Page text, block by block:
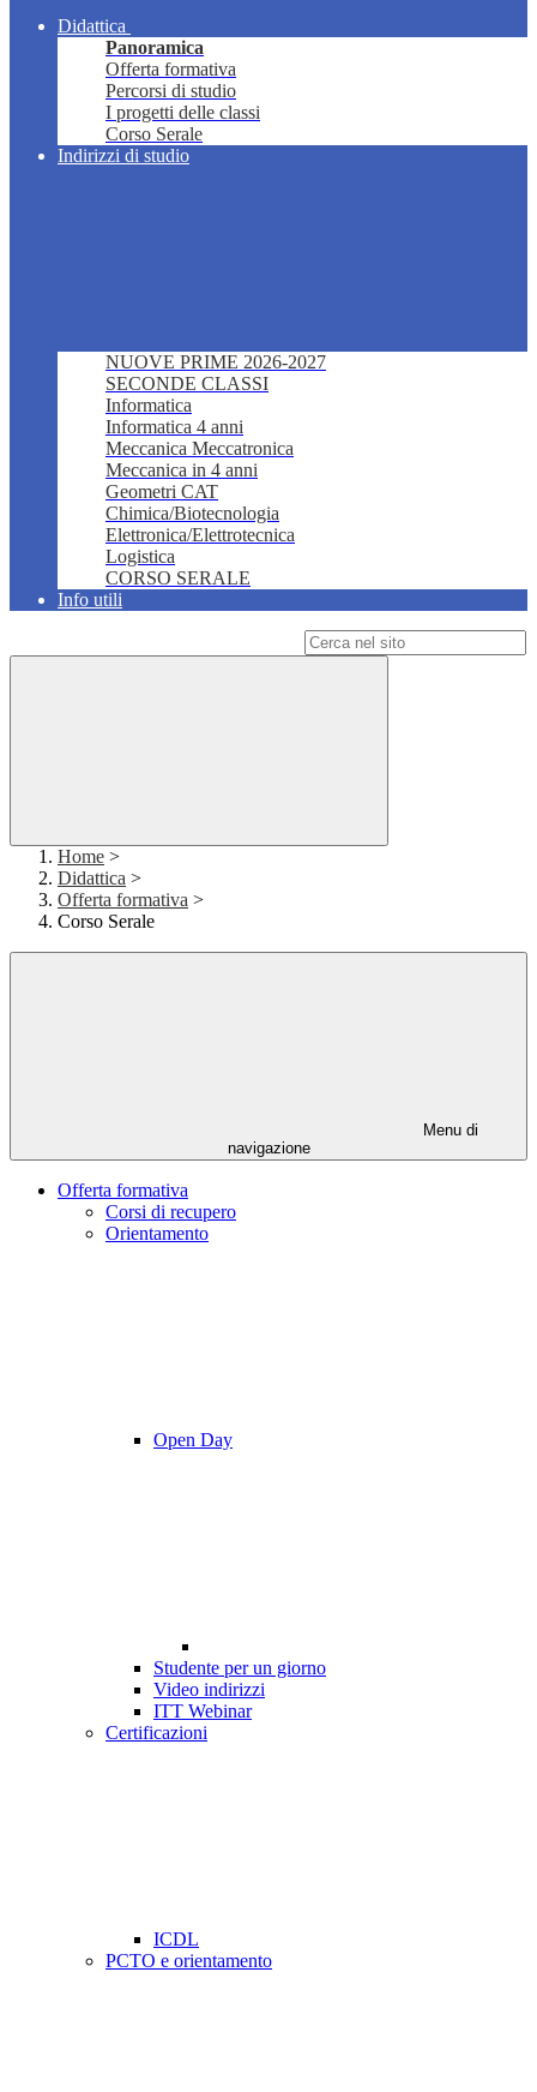
Didattica
Panoramica
Offerta formativa
Percorsi di studio
I progetti delle classi
Corso Serale
Indirizzi di studio
NUOVE PRIME 2026-2027
SECONDE CLASSI
Informatica
Informatica 4 anni
Meccanica Meccatronica
Meccanica in 4 anni
Geometri CAT
Chimica/Biotecnologia
Elettronica/Elettrotecnica
Logistica
CORSO SERALE
Info utili
Home >
Didattica >
Offerta formativa >
Corso Serale
Menu di
navigazione
Offerta formativa
Corsi di recupero
Orientamento
Open Day
Studente per un giorno
Video indirizzi
ITT Webinar
Certificazioni
ICDL
PCTO e orientamento